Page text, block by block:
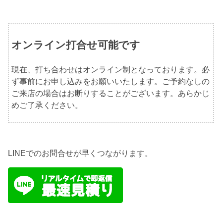
オンライン打合せ可能です
現在、打ち合わせはオンライン制となっております。必
ず事前にお申し込みをお願いいたします。ご予約なしの
ご来店の場合はお断りすることがございます。あらかじ
めご了承ください。
LINEでのお問合せが早くつながります。